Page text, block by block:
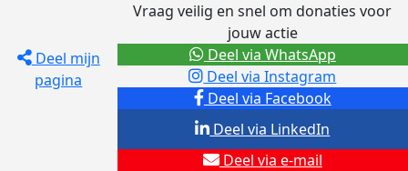
Deel mijn
pagina
Vraag veilig en snel om donaties voor
jouw actie
Deel via Facebook
Deel via Instagram
Deel via e-mail
Deel via LinkedIn
Deel via WhatsApp